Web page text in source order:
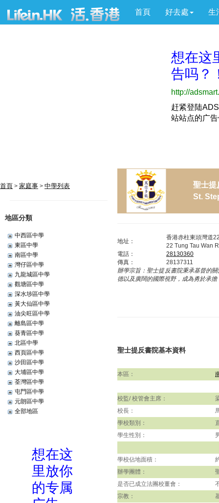
首頁 好去處 生
首頁 > 家庭事 > 中學列表
地區分類
中西區中學
東區中學
南區中學
灣仔區中學
九龍城區中學
觀塘區中學
深水埗區中學
黃大仙區中學
油尖旺區中學
離島區中學
葵青區中學
北區中學
西頁區中學
沙田區中學
大埔區中學
荃灣區中學
屯門區中學
元朗區中學
全部地區
聖士提
St.
地址：
香港赤柱東頭灣道
22 Tung Tau Wan
電話：
28130360
傳真：
28137311
辦學宗旨： 聖士提反書院秉承基督的
德以及廣闊的國際視野，成為勇於承
聖士提反書院基本資料
本區：
校監/ 校管會主席：
校長：
學校類別：
學生性別：
學校佔地面積：
辦學團體：
是否已成立法團校董會：
宗教：